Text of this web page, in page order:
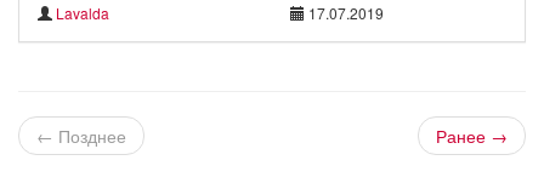
Lavalda 17.07.2019
← Позднее Ранее →